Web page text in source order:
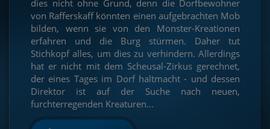
dies nicht ohne Grund, denn die Dorfbewohner
von Rafferskaff könnten einen aufgebrachten Mob
bilden, wenn sie von den Monster-Kreationen
erfahren und die Burg stürmen. Daher tut
Stichkopf alles, um dies zu verhindern. Allerdings
hat er nicht mit dem Scheusal-Zirkus gerechnet,
der eines Tages im Dorf haltmacht - und dessen
Direktor ist auf der Suche nach neuen,
furchterregenden Kreaturen...